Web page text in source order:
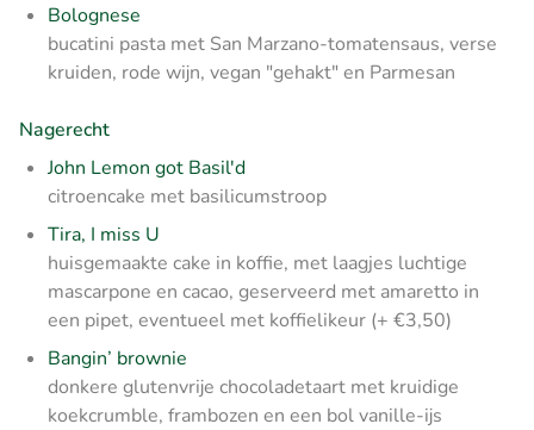
Bolognese
bucatini pasta met San Marzano-tomatensaus, verse
kruiden, rode wijn, vegan "gehakt" en Parmesan
Nagerecht
John Lemon got Basil'd
citroencake met basilicumstroop
Tira, I miss U
huisgemaakte cake in koffie, met laagjes luchtige
mascarpone en cacao, geserveerd met amaretto in
een pipet, eventueel met koffielikeur (+ €3,50)
Bangin’ brownie
donkere glutenvrije chocoladetaart met kruidige
koekcrumble, frambozen en een bol vanille-ijs